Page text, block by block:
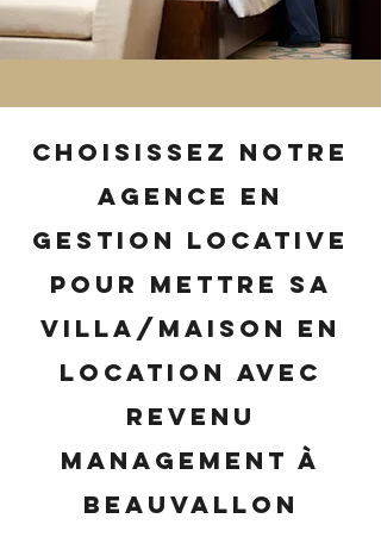
Choisissez notre
agence en
gestion locative
pour mettre sa
villa/maison en
location avec
revenu
management à
Beauvallon